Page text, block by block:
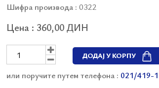
Шифра производа : 0322
Цена : 360,00 ДИН
ДОДАЈ У КОРПУ
или поручите путем телефона : 021/419-